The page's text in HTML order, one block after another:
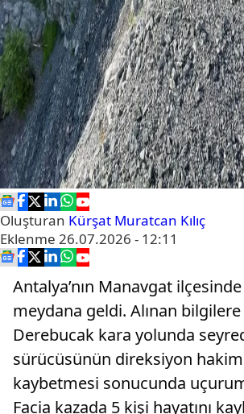
Oluşturan Kürşat Muratcan Kılıç
Eklenme 26.07.2026 - 12:11
Antalya’nın Manavgat
meydana geldi. Alınan bilgilere
Derebucak kara yolunda
sürücüsünün direksiyon
kaybetmesi sonucunda
Facia kazada 5 kişi hayatını